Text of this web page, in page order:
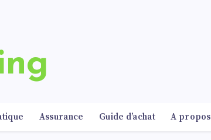
Assurance Guide d’achat A propos